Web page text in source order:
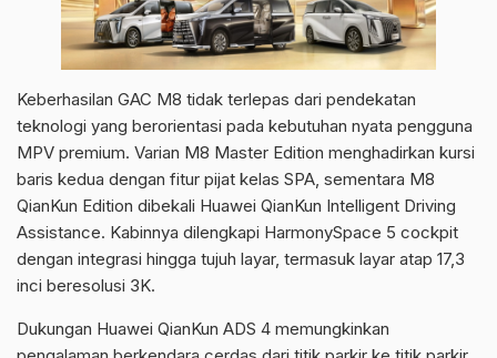
Keberhasilan GAC M8 tidak terlepas dari pendekatan
teknologi yang berorientasi pada kebutuhan nyata pengguna
MPV premium. Varian M8 Master Edition menghadirkan kursi
baris kedua dengan fitur pijat kelas SPA, sementara M8
QianKun Edition dibekali Huawei QianKun Intelligent Driving
Assistance. Kabinnya dilengkapi HarmonySpace 5 cockpit
dengan integrasi hingga tujuh layar, termasuk layar atap 17,3
inci beresolusi 3K.
Dukungan Huawei QianKun ADS 4 memungkinkan